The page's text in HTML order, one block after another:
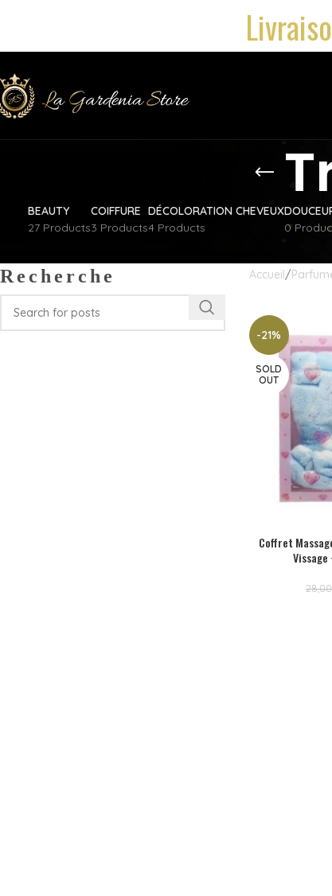
BEAUTY
27 Products
COIFFURE
3 Products
DÉCOLORATION CHEVEUX
4 Products
0
Recherche Accueil
-21%
SOLD
OUT
Coffret
Vissage